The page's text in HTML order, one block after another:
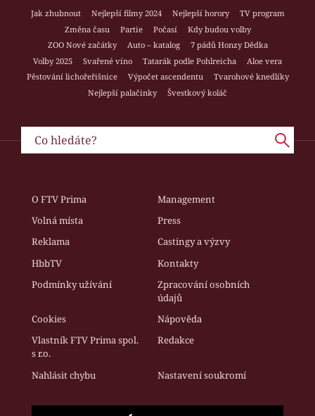
Jak zhubnout Nejlepší filmy 2024 Nejlepší horory
TV program
Změna času
Partie Počasí
Kdy budou volby
ZOO Nové začátky
Auto – katalog
7 pádů Honzy Dědka
Volby 2025
Svařené víno Tatarák podle Pohlreicha
Aloe vera
Pěstování lichořeřišnice
Výpočet ascendentu
Tvarohové knedlíky
Nejlepší palačinky
Švestkový koláč
O FTV Prima
Management
Volná místa
Press
Reklama
Castingy a výzvy
HbbTV
Kontakty
Podmínky užívání
Zpracování osobních
údajů
Cookies
Nápověda
Vlastník FTV Prima spol.
s r.o.
Redakce
Nahlásit chybu Nastavení soukromí